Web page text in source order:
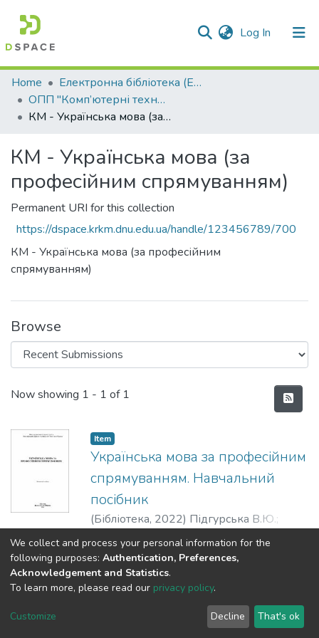
Log In (current)
Communities & Collections
All of DSpace
Home
Електронна бібліотека (E-Book)
ОПП "Комп’ютерні технології в машинобудуванні"
КМ - Українська мова (за професійним спрямуванням)
КМ - Українська мова (за
професійним спрямуванням)
Permanent URI for this collection
https://dspace.krkm.dnu.edu.ua/handle/123456789/700
КМ - Українська мова (за професійним
спрямуванням)
Browse
Recent Submissions
Now showing 1 - 1 of 1
Item
Українська мова за професійним
спрямуванням. Навчальний
посібник
(Бібліотека, 2022) Підгурська В.Ю.;
DSpace software copyright © 2002-2026
Cookie
End User
Agreement
Send
Feedback
We collect and process your personal information for the
following purposes: Authentication, Preferences,
Acknowledgement and Statistics.
To learn more, please read our privacy policy.
Customize Decline That's ok